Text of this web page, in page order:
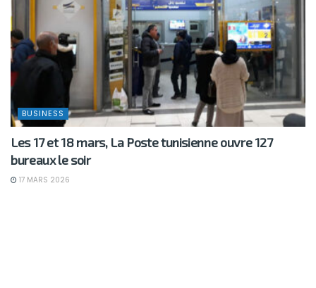
BUSINESS
Les 17 et 18 mars, La Poste tunisienne ouvre 127
bureaux le soir
17 MARS 2026